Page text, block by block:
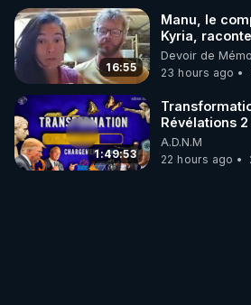
16:55
Manu, le
Kyria,
vue musclée.
Devoir de
23 hours ago
1:49:53
Révélations
07/08/26
A.D.N.M
22 hours ago